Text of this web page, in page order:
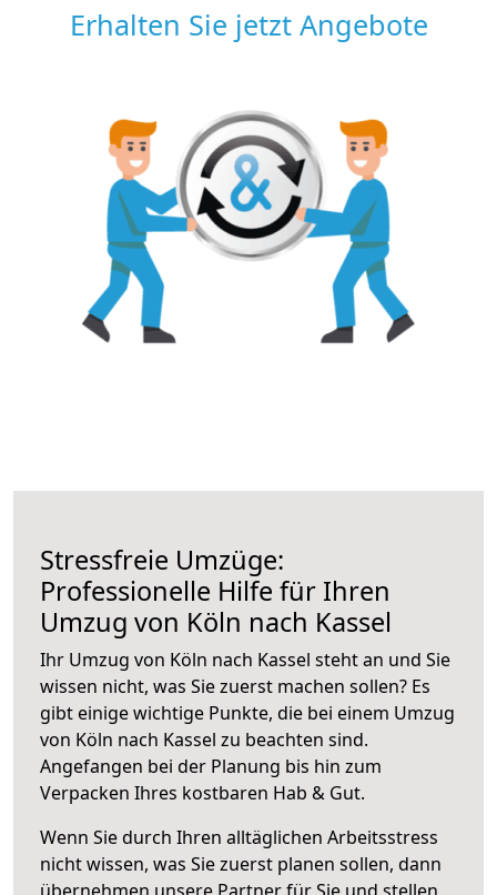
Erhalten Sie jetzt Angebote
Stressfreie Umzüge:
Professionelle Hilfe für Ihren
Umzug von Köln nach Kassel
Ihr Umzug von Köln nach Kassel steht an und Sie
wissen nicht, was Sie zuerst machen sollen? Es
gibt einige wichtige Punkte, die bei einem Umzug
von Köln nach Kassel zu beachten sind.
Angefangen bei der Planung bis hin zum
Verpacken Ihres kostbaren Hab & Gut.
Wenn Sie durch Ihren alltäglichen Arbeitsstress
nicht wissen, was Sie zuerst planen sollen, dann